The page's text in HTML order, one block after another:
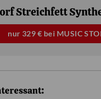
Streichfett
nur 329 € bei MUSIC